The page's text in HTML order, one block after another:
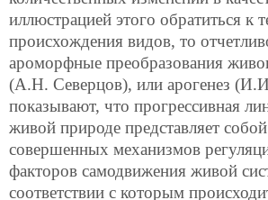
иллюстрацией этого обратиться к
происхождения видов, то
ароморфные преобразования
(А.Н. Северцов), или арогенез
показывают, что прогрессивная
живой природе представляет
совершенных механизмов
факторов самодвижения живой
соответствии с которым